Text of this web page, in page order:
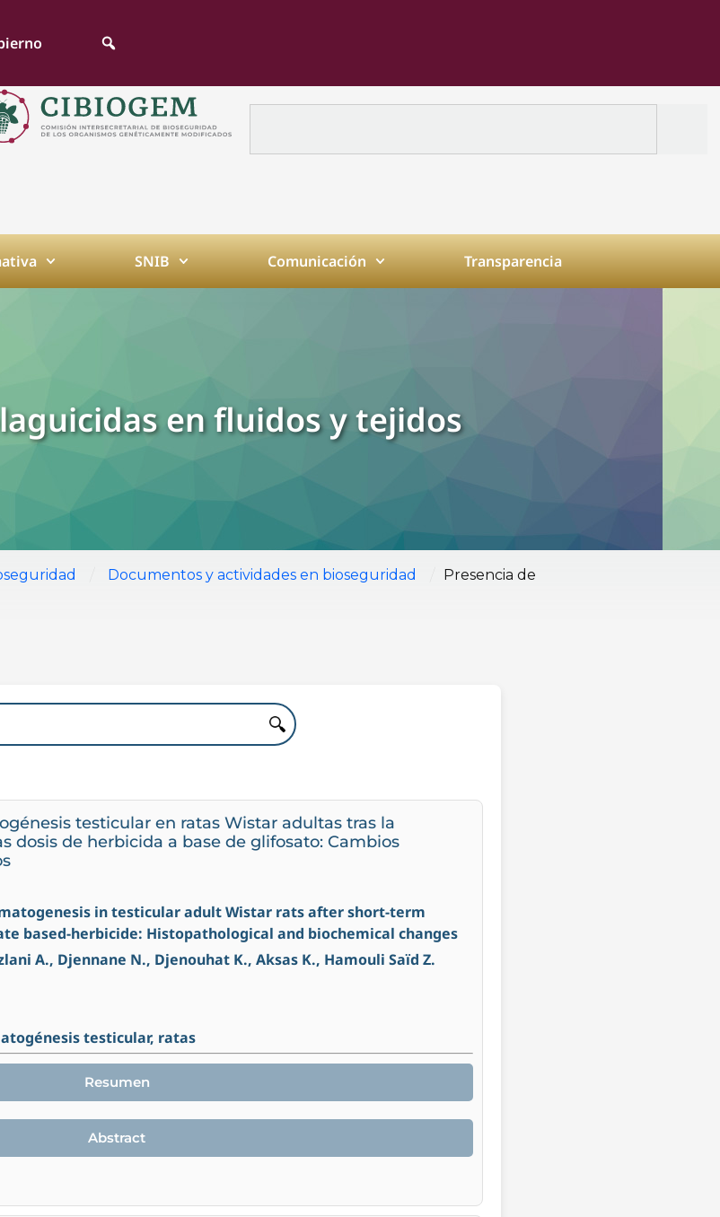
SNIB Comunicación Transparencia
en fluidos y tejidos
Documentos y actividades en bioseguridad
Presencia de
testicular en ratas Wistar adultas tras la
dosis de herbicida a base de glifosato: Cambios
in testicular adult Wistar rats after short-term
based-herbicide: Histopathological and biochemical changes
A., Djennane N., Djenouhat K., Aksas K., Hamouli Saïd Z.
testicular, ratas
Resumen
Abstract